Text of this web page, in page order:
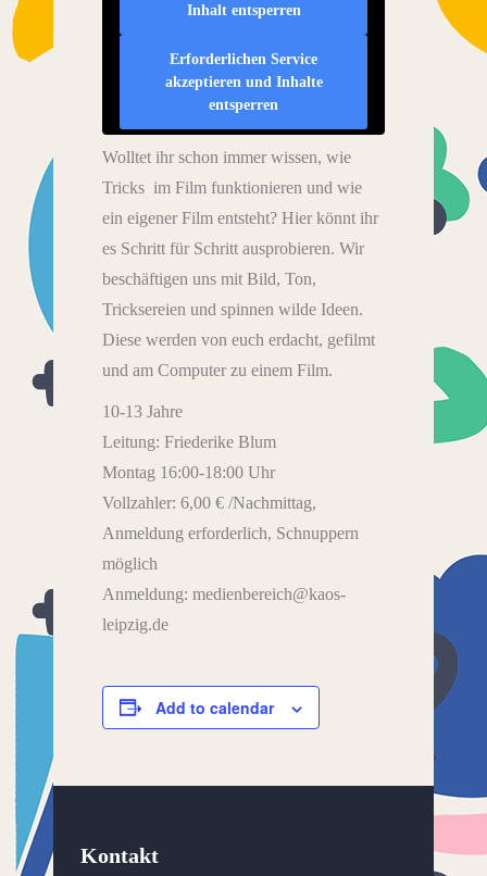
Inhalt entsperren
Erforderlichen Service
akzeptieren und Inhalte
entsperren
Wolltet ihr schon immer wissen, wie
Tricks im Film funktionieren und wie
ein eigener Film entsteht? Hier könnt ihr
es Schritt für Schritt ausprobieren. Wir
beschäftigen uns mit Bild, Ton,
Tricksereien und spinnen wilde Ideen.
Diese werden von euch erdacht, gefilmt
und am Computer zu einem Film.
10-13 Jahre
Leitung: Friederike Blum
Montag 16:00-18:00 Uhr
Vollzahler: 6,00 € /Nachmittag,
Anmeldung erforderlich, Schnuppern
möglich
Anmeldung: medienbereich@kaos-
leipzig.de
Add to calendar
Kontakt